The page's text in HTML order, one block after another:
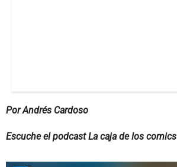
Por Andrés Cardoso
Escuche el podcast La caja de los comics